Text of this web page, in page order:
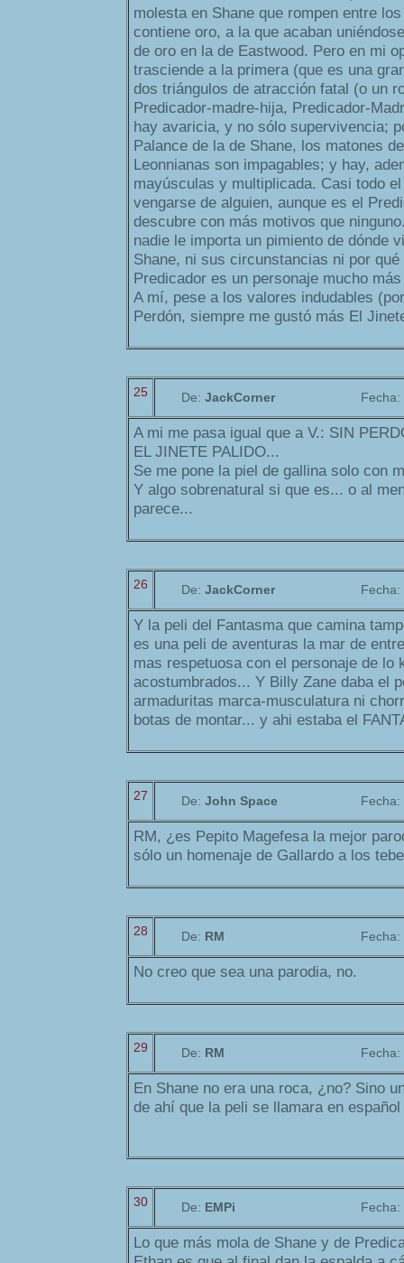
molesta en Shane que rompen entre
contiene oro, a la que acaban
de oro en la de Eastwood. Pero en mi
trasciende a la primera (que es una
dos triángulos de atracción fatal (o un
Predicador-madre-hija, Predicador-
hay avaricia, y no sólo supervivencia;
Palance de la de Shane, los matones
Leonnianas son impagables; y hay,
mayúsculas y multiplicada. Casi todo
vengarse de alguien, aunque es el
descubre con más motivos que
nadie le importa un pimiento de dónde
Shane, ni sus circunstancias ni por
Predicador es un personaje mucho
A mí, pese a los valores indudables
Perdón, siempre me gustó más El
25 De: JackCorner Fecha:
A mi me pasa igual que a V.: SIN
EL JINETE PALIDO...
Se me pone la piel de gallina solo con
Y algo sobrenatural si que es... o al
parece...
26 De: JackCorner Fecha:
Y la peli del Fantasma que camina
es una peli de aventuras la mar de
mas respetuosa con el personaje de lo
acostumbrados... Y Billy Zane daba el
armaduritas marca-musculatura ni
botas de montar... y ahi estaba el
27 De: John Space Fecha:
RM, ¿es Pepito Magefesa la mejor
sólo un homenaje de Gallardo a los
28 De: RM Fecha:
No creo que sea una parodia, no.
29 De: RM Fecha:
En Shane no era una roca, ¿no? Sino
de ahí que la peli se llamara en
30 De: EMPi Fecha:
Lo que más mola de Shane y de